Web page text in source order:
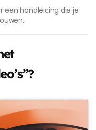
een handleiding die je